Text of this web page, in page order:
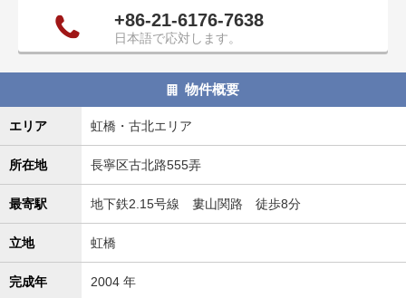
+86-21-6176-7638
日本語で応対します。
物件概要
エリア 虹橋・古北エリア
所在地 長寧区古北路555弄
最寄駅 地下鉄2.15号線 婁山関路 徒歩8分
立地 虹橋
完成年 2004 年